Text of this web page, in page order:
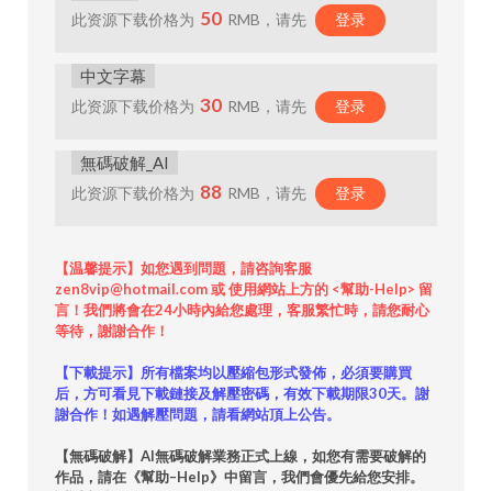
此资源下载价格为 50 RMB，请先 登录
中文字幕
此资源下载价格为 30 RMB，请先 登录
無碼破解_AI
此资源下载价格为 88 RMB，请先 登录
【温馨提示】如您遇到問題，請咨詢客服
zen8vip@hotmail.com 或 使用網站上方的 <幫助-Help> 留
言！我們將會在24小時內給您處理，客服繁忙時，請您耐心
等待，謝謝合作！
【下載提示】所有檔案均以壓縮包形式發佈，必須要購買
后，方可看見下載鏈接及解壓密碼，有效下載期限30天。謝
謝合作！如遇解壓問題，請看網站頂上公告。
【無碼破解】AI無碼破解業務正式上線，如您有需要破解的
作品，請在《幫助–Help》中留言，我們會優先給您安排。